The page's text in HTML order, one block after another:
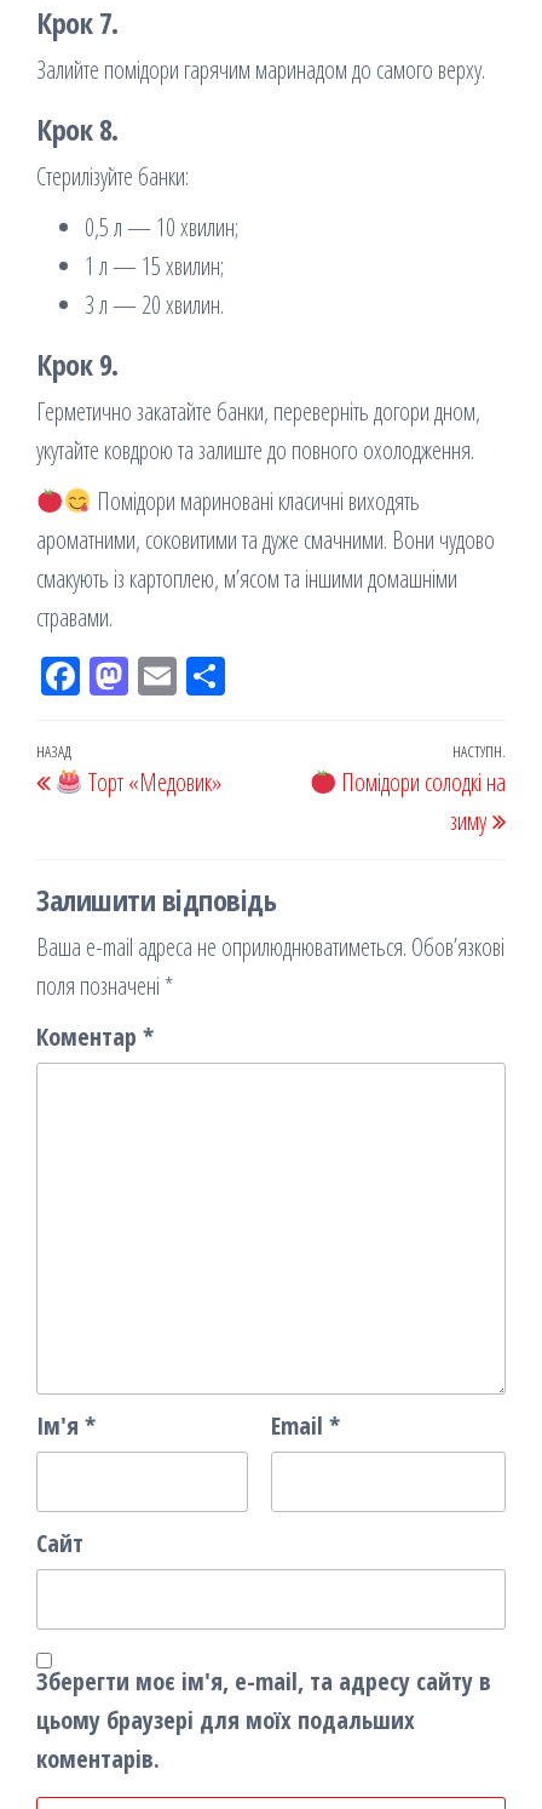
Крок 7.
Залийте помідори гарячим маринадом до самого верху.
Крок 8.
Стерилізуйте банки:
0,5 л — 10 хвилин;
1 л — 15 хвилин;
3 л — 20 хвилин.
Крок 9.
Герметично закатайте банки, переверніть догори дном,
укутайте ковдрою та залиште до повного охолодження.
Помідори мариновані класичні виходять
ароматними, соковитими та дуже смачними. Вони чудово
смакують із картоплею, м’ясом та іншими домашніми
стравами.
Fac
k
M
on
Em
Навігація
записів
Попередній
запис
НАЗАД
Торт «Медовик»
НАСТУПН.
Помідори солодкі на
зиму
Залишити відповідь
Ваша e-mail адреса не оприлюднюватиметься. Обов’язкові
поля позначені *
Коментар *
Ім'я * Email *
Сайт
Зберегти моє ім'я, e-mail, та адресу сайту в
цьому браузері для моїх подальших
коментарів.